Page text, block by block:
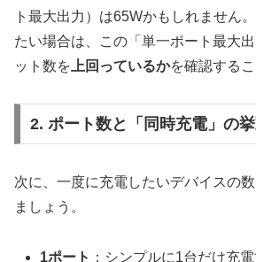
ト最大出力）は65Wかもしれません
たい場合は、この「単一ポート最大
ット数を 上回っているかを確認するこ
2. ポート数と「同時充電」の
次に、一度に充電したいデバイスの数
ましょう。
1ポート ：シンプルに1台だけ充